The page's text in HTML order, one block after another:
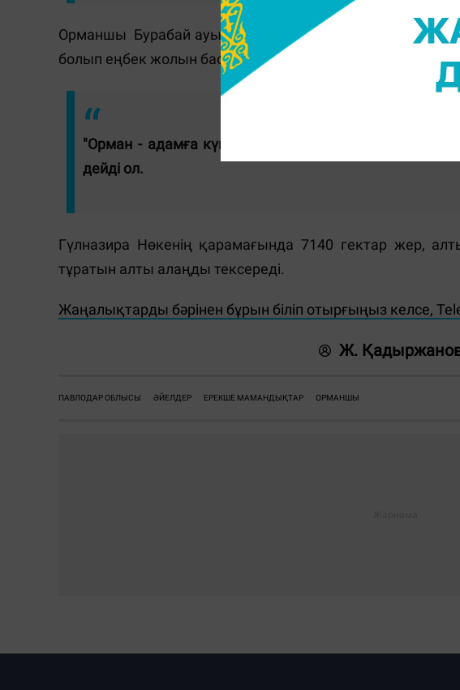
Орманшы Бурабай ауыл шаруашылығы техникумын
болып еңбек жолын бастаған. Зауыт орманшылығында
"Орман - адамға күш-қуат беретін қасиетті мекен.
дейді ол.
Гүлназира Нөкенің қарамағында 7140 гектар жер,
тұратын алты алаңды тексереді.
Жаңалықтарды бәрінен бұрын біліп отырғыңыз келсе,
Ж.
ПАВЛОДАР ОБЛЫСЫ ӘЙЕЛДЕР ЕРЕКШЕ МАМАНДЫҚТАР ОРМАНШЫ